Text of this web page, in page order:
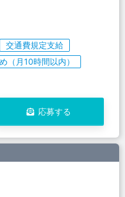
交通費規定支給
（月10時間以内）
応募する